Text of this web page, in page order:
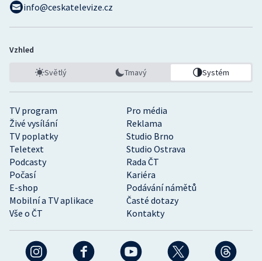
TV program
Pro média
Živé vysílání
Reklama
TV poplatky
Studio Brno
Teletext
Studio Ostrava
Podcasty
Rada ČT
Počasí
Kariéra
E-shop
Podávání námětů
Mobilní a TV aplikace
Časté dotazy
Vše o ČT
Kontakty
info@ceskatelevize.cz
Vzhled
Světlý Tmavý Systém